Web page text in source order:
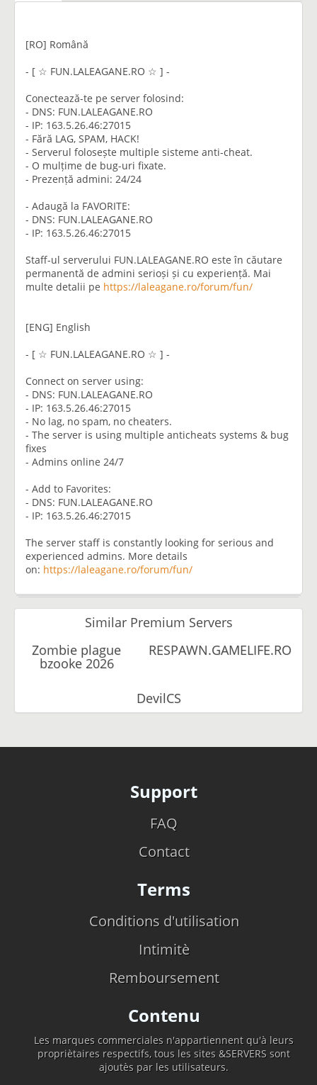
[RO] Română
- [ ☆︎ FUN.LALEAGANE.RO ☆︎ ] -
Conectează-te pe server folosind:
- DNS: FUN.LALEAGANE.RO
- IP: 163.5.26.46:27015
- Fără LAG, SPAM, HACK!
- Serverul folosește multiple sisteme anti-cheat.
- O mulțime de bug-uri fixate.
- Prezență admini: 24/24
- Adaugă la FAVORITE:
- DNS: FUN.LALEAGANE.RO
- IP: 163.5.26.46:27015
Staff-ul serverului FUN.LALEAGANE.RO este în căutare
permanentă de admini serioși și cu experiență. Mai
multe detalii pe https://laleagane.ro/forum/fun/
[ENG] English
- [ ☆︎ FUN.LALEAGANE.RO ☆︎ ] -
Connect on server using:
- DNS: FUN.LALEAGANE.RO
- IP: 163.5.26.46:27015
- No lag, no spam, no cheaters.
- The server is using multiple anticheats systems & bug
fixes
- Admins online 24/7
- Add to Favorites:
- DNS: FUN.LALEAGANE.RO
- IP: 163.5.26.46:27015
The server staff is constantly looking for serious and
experienced admins. More details
on: https://laleagane.ro/forum/fun/
Similar Premium Servers
Zombie plague
bzooke 2026
RESPAWN.GAMELIFE.RO
DevilCS
Support
FAQ
Contact
Terms
Conditions d'utilisation
Intimitè
Remboursement
Contenu
Les marques commerciales n'appartiennent qu'à leurs
propriètaires respectifs, tous les sites &SERVERS sont
ajoutès par les utilisateurs.